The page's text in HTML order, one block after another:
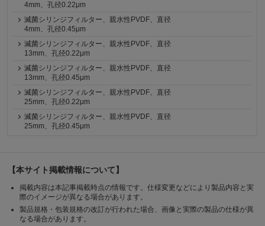
4mm、孔径0.22μm
滅菌シリンジフィルター、親水性PVDF、直径
4mm、孔径0.45μm
滅菌シリンジフィルター、親水性PVDF、直径
13mm、孔径0.22μm
滅菌シリンジフィルター、親水性PVDF、直径
13mm、孔径0.45μm
滅菌シリンジフィルター、親水性PVDF、直径
25mm、孔径0.22μm
滅菌シリンジフィルター、親水性PVDF、直径
25mm、孔径0.45μm
【本サイト掲載情報について】
掲載内容は本記事掲載時点の情報です。仕様変更などにより製品内容と実
際のイメージが異なる場合があります。
製品規格・包装規格の改訂が行われた場合、画像と実際の製品の仕様が異
なる場合があります。